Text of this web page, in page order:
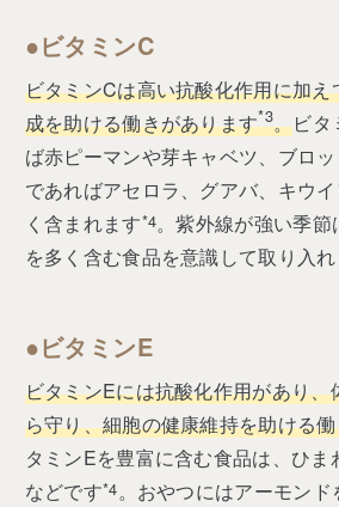
●ビタミンC
ビタミンCは高い抗酸化作用に加
成を助ける働きがあります*3。ビ
ば赤ピーマンや芽キャベツ、ブロ
であればアセロラ、グアバ、キウ
く含まれます*4。紫外線が強い季
を多く含む食品を意識して取り入れ
●ビタミンE
ビタミンEには抗酸化作用があり、
ら守り、細胞の健康維持を助ける
タミンEを豊富に含む食品は、ひま
などです*4。おやつにはアーモン